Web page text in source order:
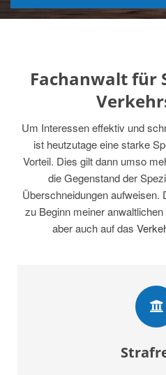
Fachanwalt für
Um Interessen effektiv und
ist heutzutage eine starke
Vorteil. Dies gilt dann umso
die Gegenstand der
Überschneidungen aufweisen.
zu Beginn meiner
aber auch auf das